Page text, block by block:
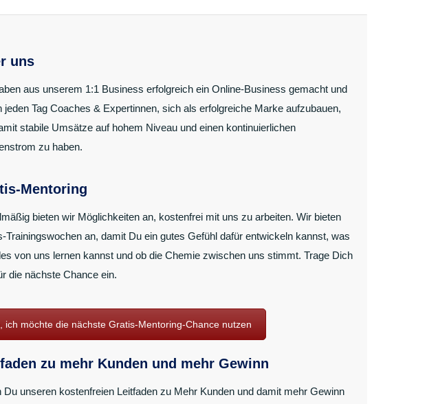
uns
aus unserem 1:1 Business erfolgreich ein Online-Business gemacht und
jeden Tag Coaches & Expertinnen, sich als erfolgreiche Marke aufzubauen,
stabile Umsätze auf hohem Niveau und einen kontinuierlichen
zu haben.
Mentoring
bieten wir Möglichkeiten an, kostenfrei mit uns zu arbeiten. Wir bieten
Trainingswochen an, damit Du ein gutes Gefühl dafür entwickeln kannst, was
von uns lernen kannst und ob die Chemie zwischen uns stimmt. Trage Dich
die nächste Chance ein.
ich möchte die nächste Gratis-Mentoring-Chance nutzen
zu mehr Kunden und mehr Gewinn
Du unseren kostenfreien Leitfaden zu Mehr Kunden und damit mehr Gewinn